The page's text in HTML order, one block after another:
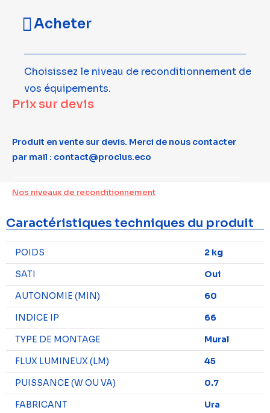
Acheter
Choisissez le niveau de reconditionnement de
vos équipements.
Prix sur devis
Produit en vente sur devis. Merci de nous contacter
par mail : contact@proclus.eco
Nos niveaux de reconditionnement
Caractéristiques techniques du produit
POIDS
2 kg
SATI
Oui
AUTONOMIE (MIN)
60
INDICE IP
66
TYPE DE MONTAGE
Mural
FLUX LUMINEUX (LM)
45
PUISSANCE (W OU VA)
0.7
FABRICANT
Ura